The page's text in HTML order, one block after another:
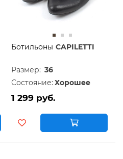
Ботильоны CAPILETTI
Размер: 36
Состояние: Хорошее
1 299 руб.